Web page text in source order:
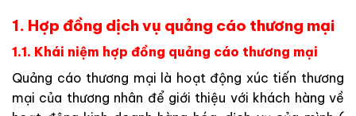
1. Hợp đồng dịch vụ quảng cáo thương mại
1.1. Khái niệm hợp đồng quảng cáo thương mại
Quảng cáo thương mại là hoạt động xúc tiến thương
mại của thương nhân để giới thiệu với khách hàng về